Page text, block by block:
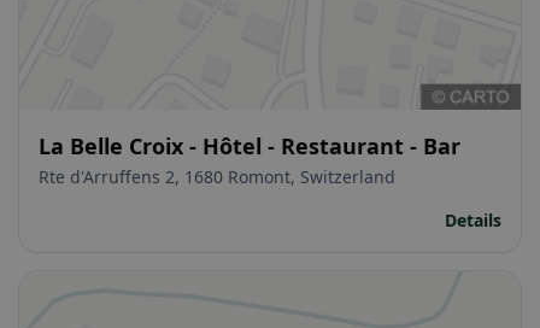
La Belle Croix - Hôtel - Restaurant - Bar
Rte d'Arruffens 2, 1680 Romont, Switzerland
Details